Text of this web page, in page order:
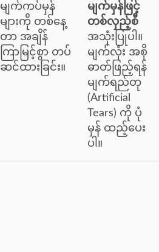
မျက်ကပ်မှန်
များကို တစ်နေ့
တာ အချိန်
ကြာမြင့်စွာ တပ်
ဆင်ထားခြင်း။
မျက်မှန်ဖြင့်
တစ်လှည့်စီ
အသုံးပြုပါ။
မျက်လုံး အစို
ဓာတ်ဖြည့်ရန်
မျက်ရည်တု
(Artificial
Tears) ကို ပုံ
မှန် ထည့်ပေး
ပါ။